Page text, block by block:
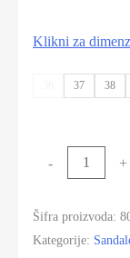
Klikni za
37 38
- +
Šifra proizvoda:
Kategorije: